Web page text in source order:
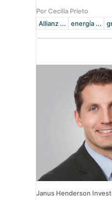
Por Cecilia Prieto
Allianz ...
energía ...
Janus Henderson